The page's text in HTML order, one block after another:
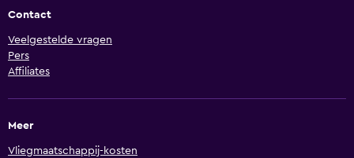
Contact
Veelgestelde vragen
Pers
Affiliates
Meer
Vliegmaatschappij-kosten